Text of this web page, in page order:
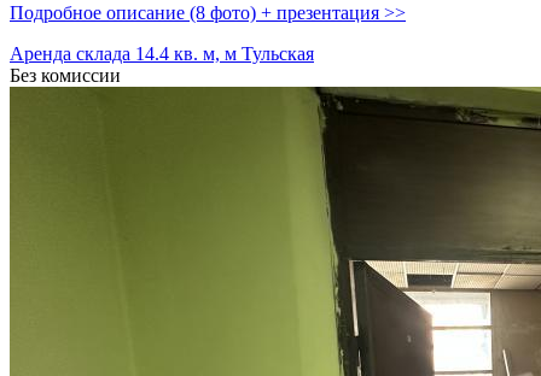
Подробное описание (8 фото) + презентация >>
Аренда склада 14.4 кв. м, м Тульская
Без комиссии